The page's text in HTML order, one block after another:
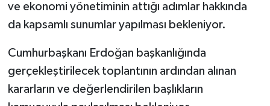
ve ekonomi yönetiminin attığı adımlar hakkında
da kapsamlı sunumlar yapılması bekleniyor.
Cumhurbaşkanı Erdoğan başkanlığında
gerçekleştirilecek toplantının ardından alınan
kararların ve değerlendirilen başlıkların